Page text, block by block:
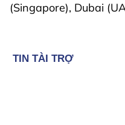
(Singapore), Dubai